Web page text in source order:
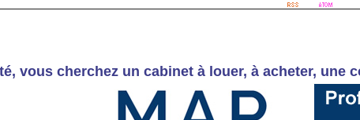
vous cherchez un cabinet à louer, à acheter, une